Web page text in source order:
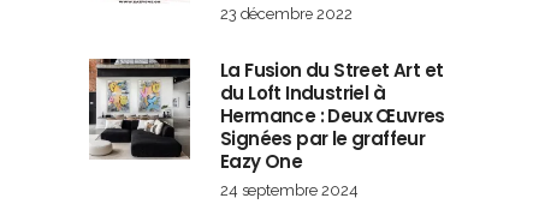
23 décembre 2022
La Fusion du Street Art et
du Loft Industriel à
Hermance : Deux Œuvres
Signées par le graffeur
Eazy One
24 septembre 2024